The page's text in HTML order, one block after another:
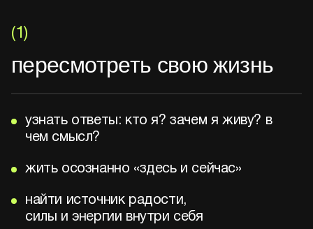
(1)
пересмотреть свою жизнь
узнать ответы: кто я? зачем я живу? в
чем смысл?
жить осознанно «здесь и сейчас»
найти источник радости,
силы и энергии внутри себя